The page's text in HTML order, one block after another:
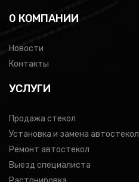
0 КОМПАНИИ
Новости
Контакты
УСЛУГИ
Продажа стекол
Установка и замена автостекол
Ремонт автостекол
Выезд специалиста